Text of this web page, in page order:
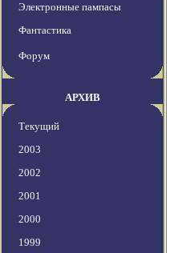
Электронные пампасы
Фантастика
Форум
АРХИВ
Текущий
2003
2002
2001
2000
1999